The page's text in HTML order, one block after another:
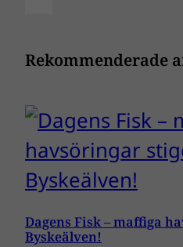
Rekommenderade
Dagens Fisk – maffiga
Byskeälven!